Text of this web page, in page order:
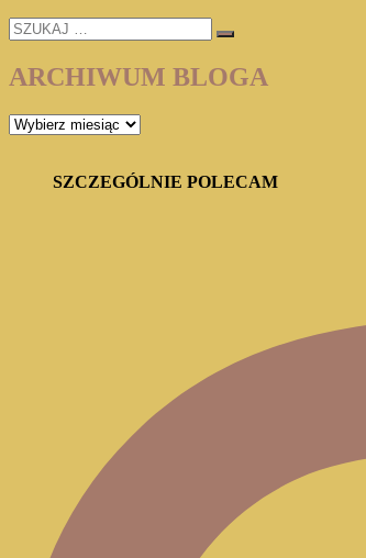
SZUKAJ
…
ARCHIWUM BLOGA
ARCHIWUM
SZCZEGÓLNIE POLECAM